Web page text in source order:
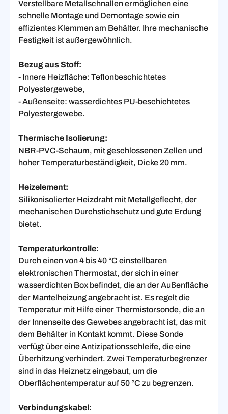
Verstellbare Metallschnallen ermöglichen eine
schnelle Montage und Demontage sowie ein
effizientes Klemmen am Behälter. Ihre mechanische
Festigkeit ist außergewöhnlich.
Bezug aus Stoff:
- Innere Heizfläche: Teflonbeschichtetes
Polyestergewebe,
- Außenseite: wasserdichtes PU-beschichtetes
Polyestergewebe.
Thermische Isolierung:
NBR-PVC-Schaum, mit geschlossenen Zellen und
hoher Temperaturbeständigkeit, Dicke 20 mm.
Heizelement:
Silikonisolierter Heizdraht mit Metallgeflecht, der
mechanischen Durchstichschutz und gute Erdung
bietet.
Temperaturkontrolle:
Durch einen von 4 bis 40 °C einstellbaren
elektronischen Thermostat, der sich in einer
wasserdichten Box befindet, die an der Außenfläche
der Mantelheizung angebracht ist. Es regelt die
Temperatur mit Hilfe einer Thermistorsonde, die an
der Innenseite des Gewebes angebracht ist, das mit
dem Behälter in Kontakt kommt. Diese Sonde
verfügt über eine Antizipationsschleife, die eine
Überhitzung verhindert. Zwei Temperaturbegrenzer
sind in das Heiznetz eingebaut, um die
Oberflächentemperatur auf 50 °C zu begrenzen.
Verbindungskabel: